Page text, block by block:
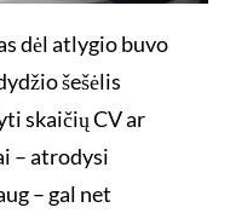
dėl atlygio buvo
šešėlis
skaičių CV ar
– atrodysi
– gal net